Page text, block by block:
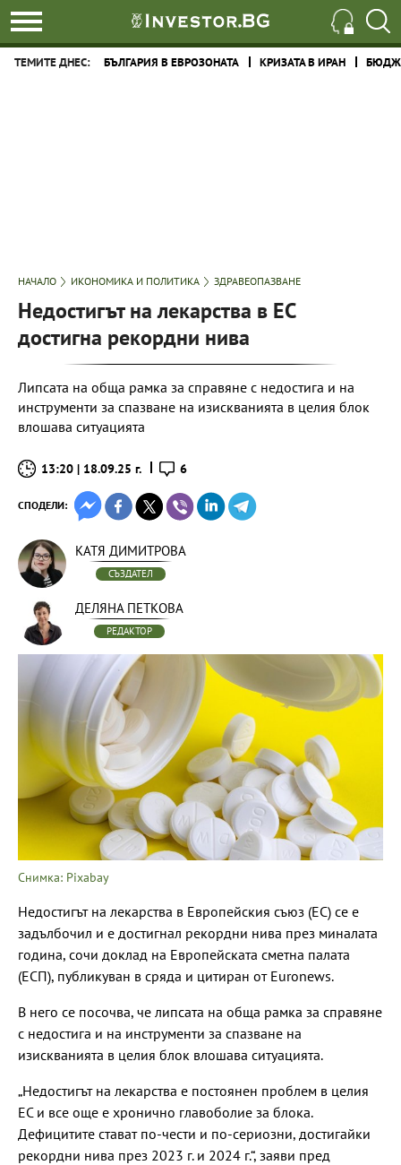
ТЕМИТЕ ДНЕС: БЪЛГАРИЯ В ЕВРОЗОНАТА КРИЗАТА В ИРАН
НАЧАЛО ИКОНОМИКА И ПОЛИТИКА ЗДРАВЕОПАЗВАНЕ
Недостигът на лекарства в ЕС
достигна рекордни нива
Липсата на обща рамка за справяне с недостига и на
инструменти за спазване на изискванията в целия блок
влошава ситуацията
13:20 | 18.09.25 г. 6
СПОДЕЛИ:
КАТЯ ДИМИТРОВА
СЪЗДАТЕЛ
ДЕЛЯНА ПЕТКОВА
РЕДАКТОР
Снимка: Pixabay
Недостигът на лекарства в Европейския съюз (ЕС) се е
задълбочил и е достигнал рекордни нива през миналата
година, сочи доклад на Европейската сметна палата
(ЕСП), публикуван в сряда и цитиран от Euronews.
В него се посочва, че липсата на обща рамка за справяне
с недостига и на инструменти за спазване на
изискванията в целия блок влошава ситуацията.
„Недостигът на лекарства е постоянен проблем в целия
ЕС и все още е хронично главоболие за блока.
Дефицитите стават по-чести и по-сериозни, достигайки
рекордни нива през 2023 г. и 2024 г.“, заяви пред